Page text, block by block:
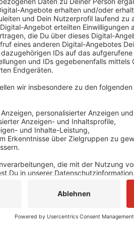
Am 7. Oktober werden sie nach
Spiel-Arena spielen. Tickets für
anderen können ab Freitag (23.01.)
Düsseldorf startet am 25.
einzige Europa-Auftritt der Band in